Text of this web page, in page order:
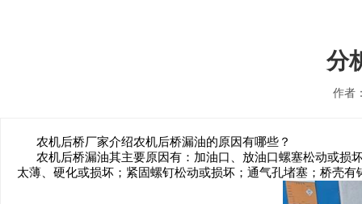
分
作者
农机后桥厂家介绍农机后桥漏油的原因有哪些？
农机后桥漏油其主要原因有：加油口、放油口螺塞松动或损
太薄、硬化或损坏；紧固螺钉松动或损坏；通气孔堵塞；桥壳